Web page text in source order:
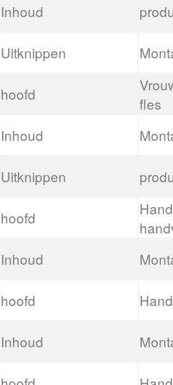
Inhoud
Uitknippen
hoofd
fles
Inhoud
Uitknippen
hoofd
Inhoud
hoofd
Inhoud